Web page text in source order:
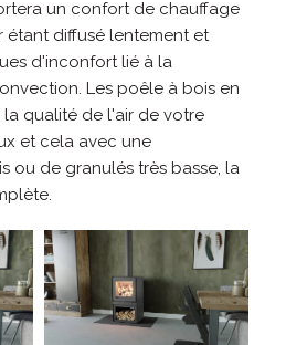
un confort de chauffage
étant diffusé lentement et
d'inconfort lié à la
Les poêle à bois en
qualité de l'air de votre
et cela avec une
ou de granulés très basse, la